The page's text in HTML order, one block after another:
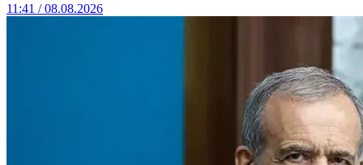
11:41 / 08.08.2026